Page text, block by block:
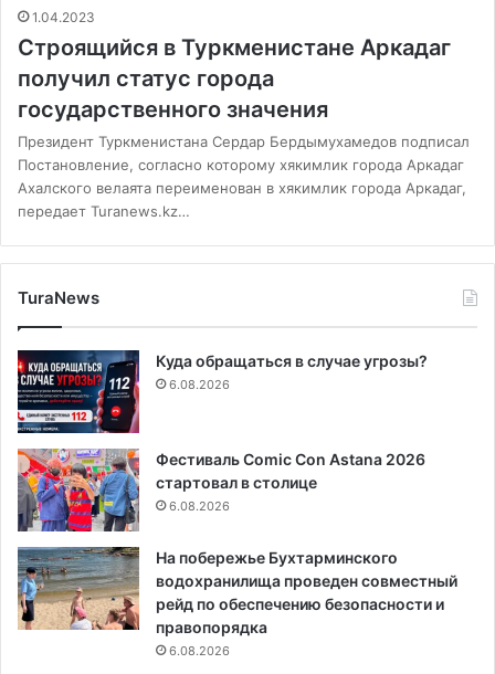
1.04.2023
Строящийся в Туркменистане Аркадаг
получил статус города
государственного значения
Президент Туркменистана Сердар Бердымухамедов подписал
Постановление, согласно которому хякимлик города Аркадаг
Ахалского велаята переименован в хякимлик города Аркадаг,
передает Turanews.kz…
TuraNews
Куда обращаться в случае угрозы?
6.08.2026
Фестиваль Comic Con Astana 2026
стартовал в столице
6.08.2026
На побережье Бухтарминского
водохранилища проведен совместный
рейд по обеспечению безопасности и
правопорядка
6.08.2026